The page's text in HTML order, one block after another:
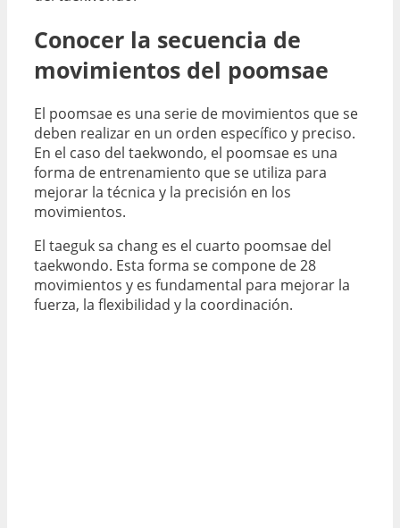
Conocer la secuencia de
movimientos del poomsae
El poomsae es una serie de movimientos que se
deben realizar en un orden específico y preciso.
En el caso del taekwondo, el poomsae es una
forma de entrenamiento que se utiliza para
mejorar la técnica y la precisión en los
movimientos.
El taeguk sa chang es el cuarto poomsae del
taekwondo. Esta forma se compone de 28
movimientos y es fundamental para mejorar la
fuerza, la flexibilidad y la coordinación.